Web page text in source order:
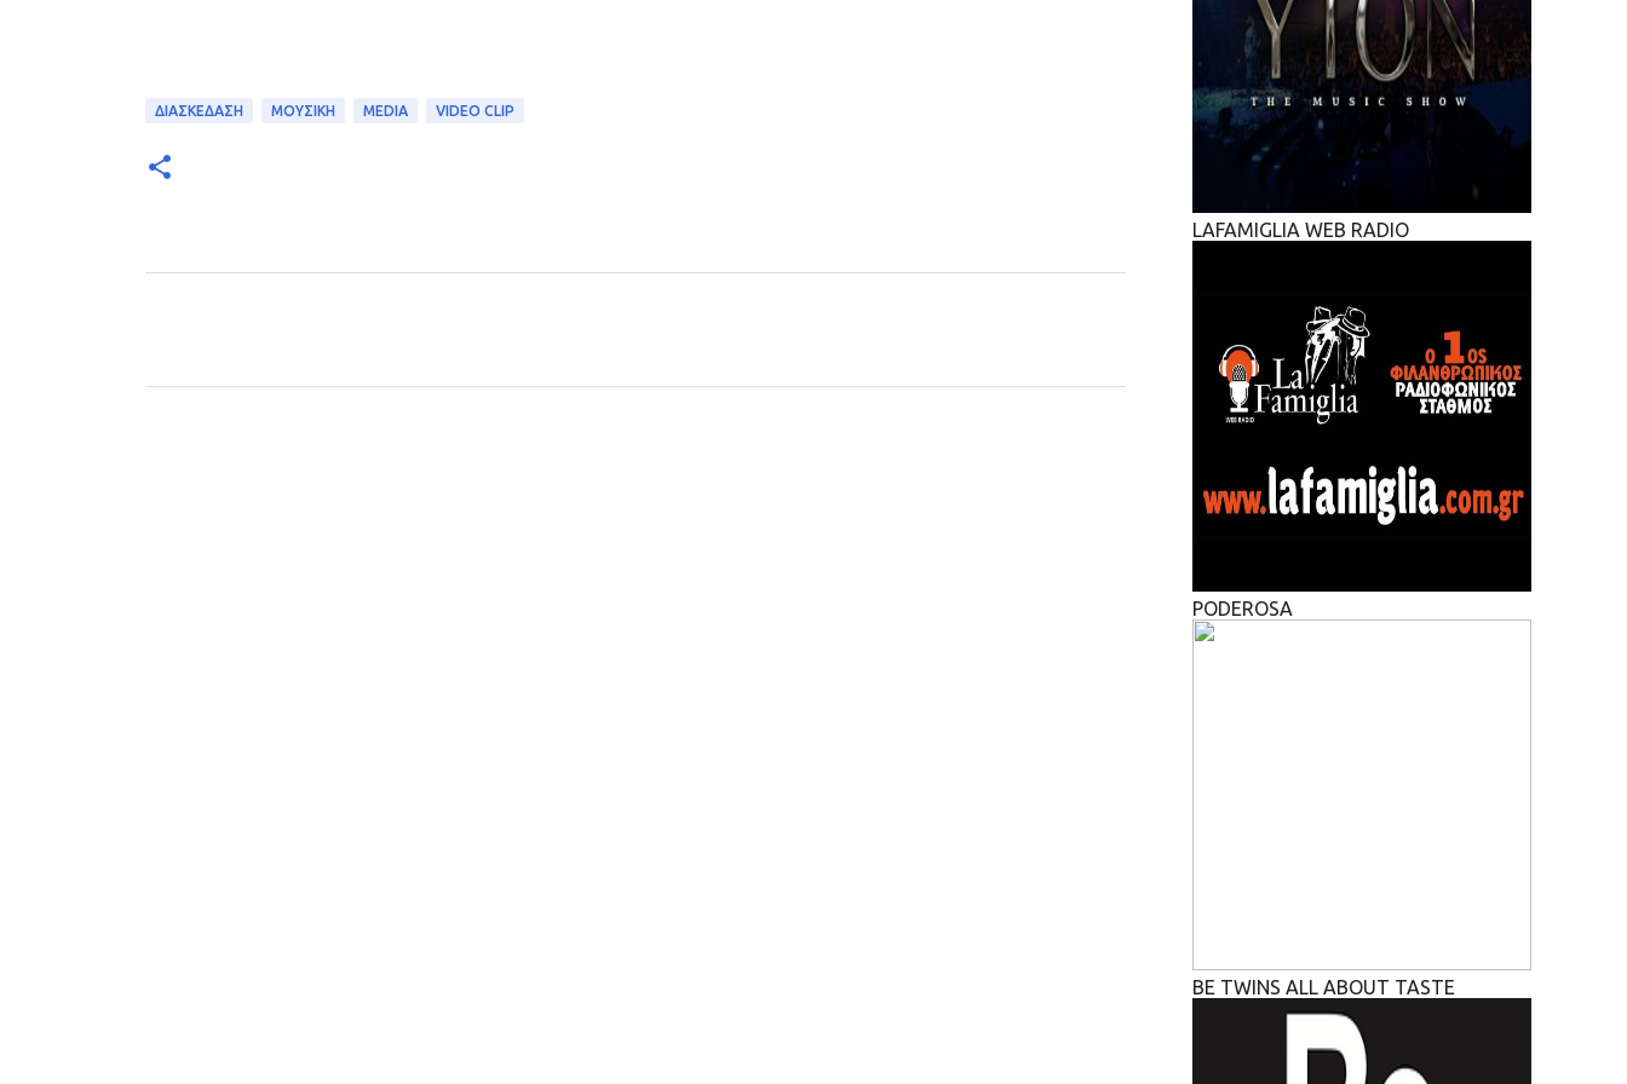
ΔΙΑΣΚΕΔΑΣΗ ΜΟΥΣΙΚΗ MEDIA VIDEO CLIP
LAFAMIGLIA WEB RADIO
PODEROSA
BE TWINS ALL ABOUT TASTE